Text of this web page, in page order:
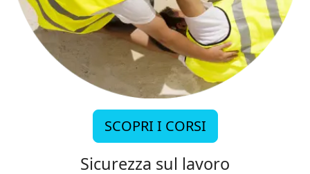
SCOPRI I CORSI
Sicurezza sul lavoro